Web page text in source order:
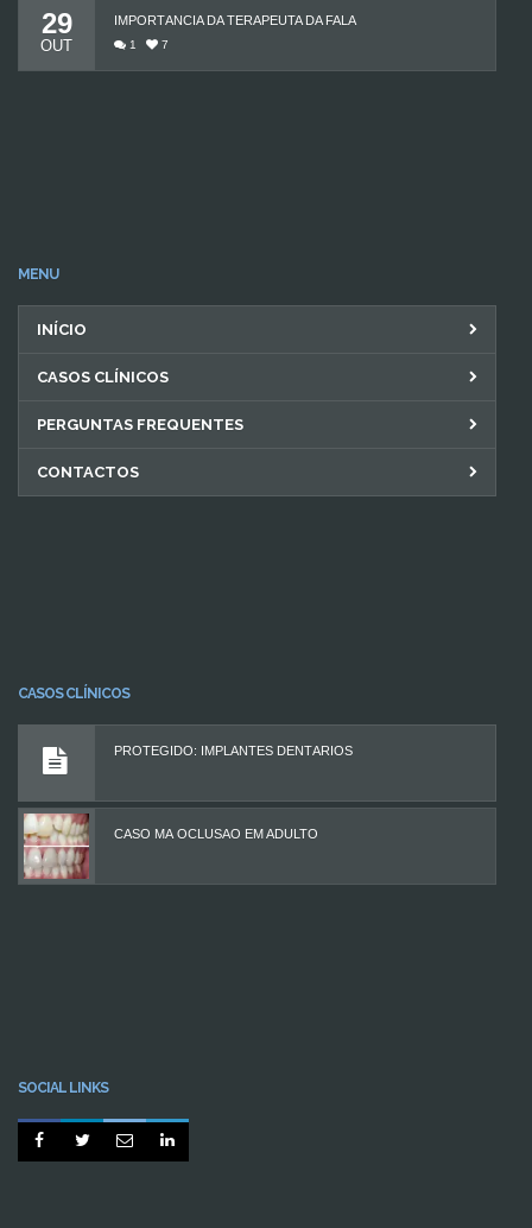
29
OUT
IMPORTÂNCIA DA TERAPEUTA DA FALA
1 7
MENU
INÍCIO
CASOS CLÍNICOS
PERGUNTAS FREQUENTES
CONTACTOS
CASOS CLÍNICOS
PROTEGIDO: IMPLANTES DENTÁRIOS
CASO MÁ OCLUSÃO EM ADULTO
SOCIAL LINKS
   